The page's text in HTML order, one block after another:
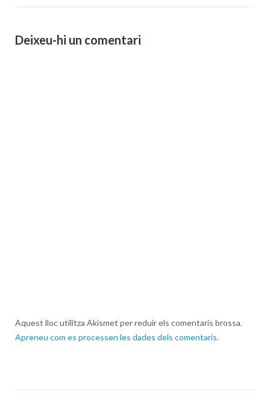
Deixeu-hi un comentari
Aquest lloc utilitza Akismet per reduir els comentaris brossa.
Apreneu com es processen les dades dels comentaris.